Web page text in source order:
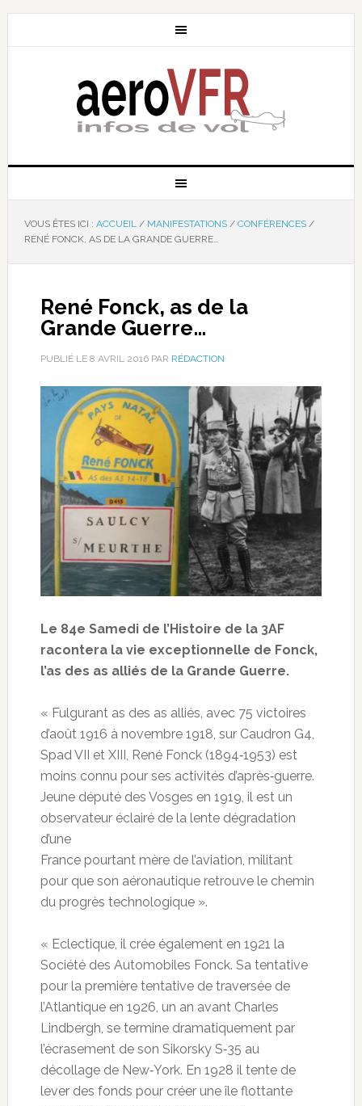
VOUS ÊTES ICI : ACCUEIL / MANIFESTATIONS / CONFÉRENCES /
RENÉ FONCK, AS DE LA GRANDE GUERRE…
René Fonck, as de la
Grande Guerre…
PUBLIÉ LE 8 AVRIL 2016PAR RÉDACTION
Le 84e Samedi de l’Histoire de la 3AF
racontera la vie exceptionnelle de Fonck,
l’as des as alliés de la Grande Guerre.
« Fulgurant as des as alliés, avec 75 victoires
d’août 1916 à novembre 1918, sur Caudron G4,
Spad VII et XIII, René Fonck (1894‐1953) est
moins connu pour ses activités d’après‐guerre.
Jeune député des Vosges en 1919, il est un
observateur éclairé de la lente dégradation
d’une
France pourtant mère de l’aviation, militant
pour que son aéronautique retrouve le chemin
du progrès technologique ».
« Eclectique, il crée également en 1921 la
Société des Automobiles Fonck. Sa tentative
pour la première tentative de traversée de
l’Atlantique en 1926, un an avant Charles
Lindbergh, se termine dramatiquement par
l’écrasement de son Sikorsky S‐35 au
décollage de New‐York. En 1928 il tente de
lever des fonds pour créer une île flottante